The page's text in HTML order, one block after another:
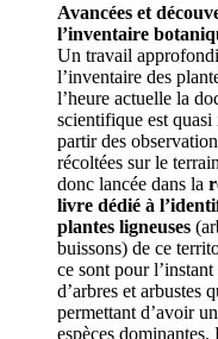
Avancées et
l’inventaire
Un travail
l’inventaire des
l’heure actuelle la
scientifique est quasi
partir des
récoltées sur le
donc lancée dans la
livre dédié à
plantes ligneuses
buissons) de ce
ce sont pour
d’arbres et arbustes
permettant d’avoir
espèces